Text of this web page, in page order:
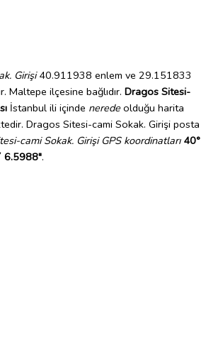
Girişi40.911938 enlem ve 29.151833
Maltepe ilçesine bağlıdır. Dragos Sitesi-
İstanbul ili içinde nerede olduğu harita
Dragos Sitesi-cami Sokak. Girişi posta
cami Sokak. Girişi GPS koordinatları 40°
6.5988".